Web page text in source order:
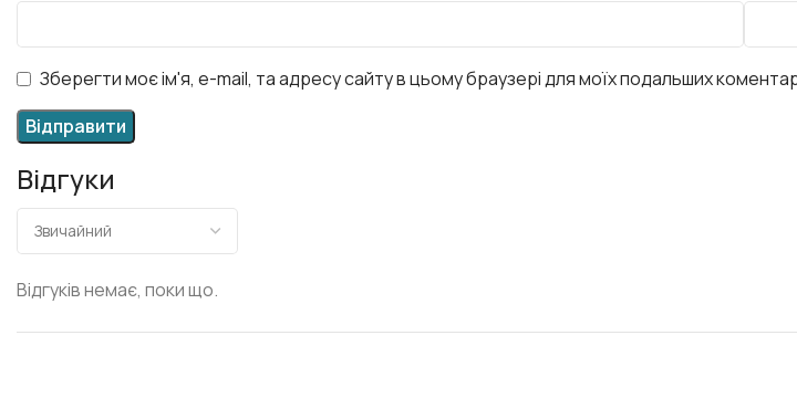
Відгуки
Відгуків немає, поки що.
Зберегти моє ім'я, e-mail, та адресу сайту в цьому браузері для моїх подальших